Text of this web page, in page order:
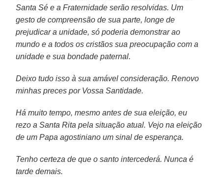
Santa Sé e a Fraternidade serão resolvidas. Um
gesto de compreensão de sua parte, longe de
prejudicar a unidade, só poderia demonstrar ao
mundo e a todos os cristãos sua preocupação com a
unidade e sua bondade paternal.
Deixo tudo isso à sua amável consideração. Renovo
minhas preces por Vossa Santidade.
Há muito tempo, mesmo antes de sua eleição, eu
rezo a Santa Rita pela situação atual. Vejo na eleição
de um Papa agostiniano um sinal de esperança.
Tenho certeza de que o santo intercederá. Nunca é
tarde demais.